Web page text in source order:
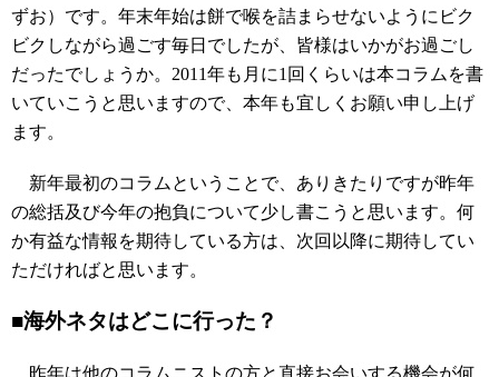
ずお）です。年末年始は餅で喉を詰まらせないようにビク
ビクしながら過ごす毎日でしたが、皆様はいかがお過ごし
だったでしょうか。2011年も月に1回くらいは本コラムを書
いていこうと思いますので、本年も宜しくお願い申し上げ
ます。
新年最初のコラムということで、ありきたりですが昨年
の総括及び今年の抱負について少し書こうと思います。何
か有益な情報を期待している方は、次回以降に期待してい
ただければと思います。
■海外ネタはどこに行った？
昨年は他のコラムニストの方と直接お会いする機会が何